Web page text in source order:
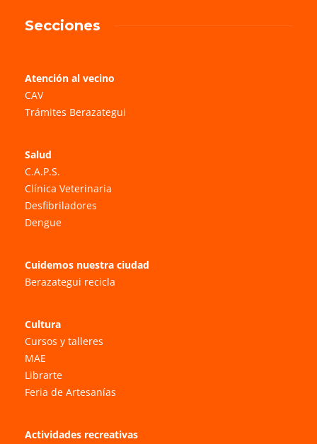
Secciones
Atención al vecino
CAV
Trámites Berazategui
Salud
C.A.P.S.
Clínica Veterinaria
Desfibriladores
Dengue
Cuidemos nuestra ciudad
Berazategui recicla
Cultura
Cursos y talleres
MAE
Librarte
Feria de Artesanías
Actividades recreativas